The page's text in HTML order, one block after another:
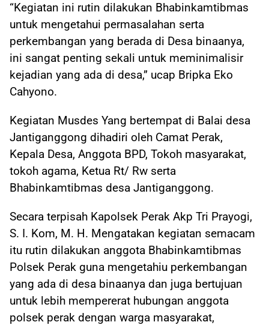
“Kegiatan ini rutin dilakukan Bhabinkamtibmas
untuk mengetahui permasalahan serta
perkembangan yang berada di Desa binaanya,
ini sangat penting sekali untuk meminimalisir
kejadian yang ada di desa,” ucap Bripka Eko
Cahyono.
Kegiatan Musdes Yang bertempat di Balai desa
Jantiganggong dihadiri oleh Camat Perak,
Kepala Desa, Anggota BPD, Tokoh masyarakat,
tokoh agama, Ketua Rt/ Rw serta
Bhabinkamtibmas desa Jantiganggong.
Secara terpisah Kapolsek Perak Akp Tri Prayogi,
S. I. Kom, M. H. Mengatakan kegiatan semacam
itu rutin dilakukan anggota Bhabinkamtibmas
Polsek Perak guna mengetahiu perkembangan
yang ada di desa binaanya dan juga bertujuan
untuk lebih mempererat hubungan anggota
polsek perak dengan warga masyarakat,